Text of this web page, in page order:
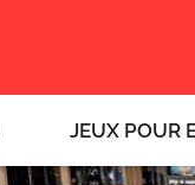
JEUX POUR